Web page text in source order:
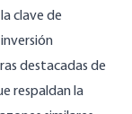
clave de
destacadas de
respaldan la